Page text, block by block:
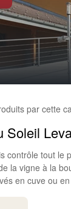
par cette
Soleil
contrôle tout le
la vigne à la
en cuve ou